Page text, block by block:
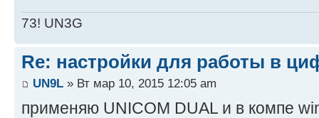
73! UN3G
Re: настройки для работы в
UN9L » Вт мар 10, 2015 12:05 am
применяю UNICOM DUAL и в компе